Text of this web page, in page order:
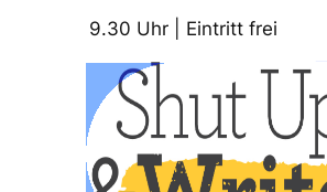
9.30 Uhr | Eintritt frei